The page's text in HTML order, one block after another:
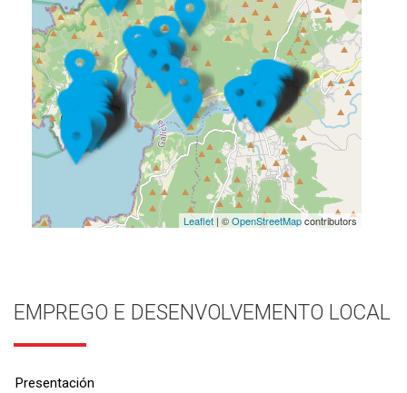
Leaflet| ©OpenStreetMapcontributors
EMPREGO E DESENVOLVEMENTO LOCAL
Presentación